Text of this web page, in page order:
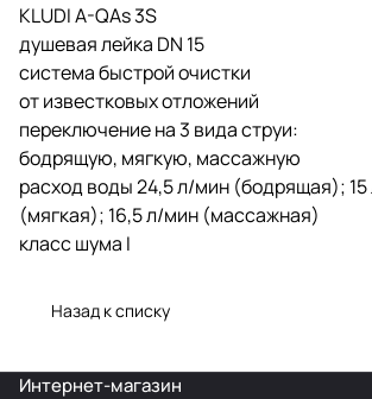
KLUDI A-QAs 3S
душевая лейка DN 15
система быстрой очистки
от известковых отложений
переключение на 3 вида струи:
бодрящую, мягкую, массажную
расход воды 24,5 л/мин (бодрящая);
(мягкая); 16,5 л/мин (массажная)
класс шума I
Назад к списку
Интернет-магазин